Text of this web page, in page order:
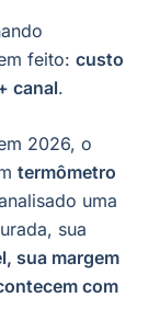
feito: custo
canal.
2026, o
termômetro
uma
sua
sua margem
com